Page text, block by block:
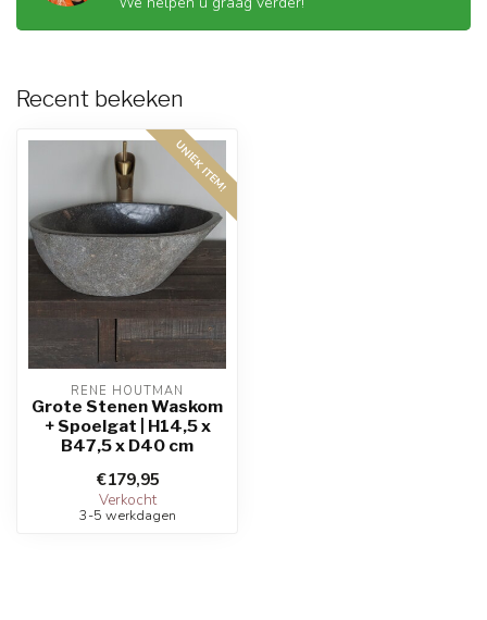
Recent bekeken
UNIEK ITEM!
RENE HOUTMAN
Grote Stenen Waskom
+ Spoelgat | H14,5 x
B47,5 x D40 cm
€179,95
Verkocht
3-5 werkdagen